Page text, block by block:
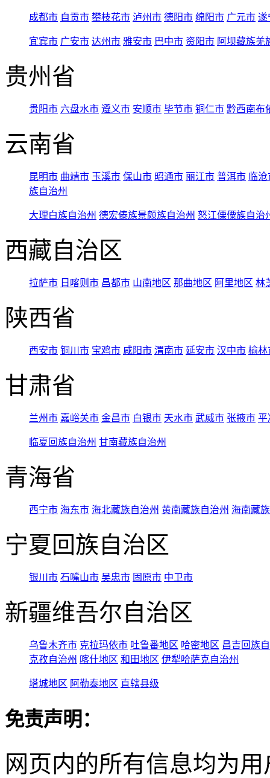
成都市 自贡市 攀枝花市 泸州市 德阳市 绵阳市 广元市 遂
宜宾市 广安市 达州市 雅安市 巴中市 资阳市 阿坝藏族羌
贵州省
贵阳市 六盘水市 遵义市 安顺市 毕节市 铜仁市 黔西南布
云南省
昆明市 曲靖市 玉溪市 保山市 昭通市 丽江市 普洱市 临
族自治州
大理白族自治州 德宏傣族景颇族自治州 怒江傈僳族自治
西藏自治区
拉萨市 日喀则市 昌都市 山南地区 那曲地区 阿里地区 林
陕西省
西安市 铜川市 宝鸡市 咸阳市 渭南市 延安市 汉中市 榆林
甘肃省
兰州市 嘉峪关市 金昌市 白银市 天水市 武威市 张掖市 平
临夏回族自治州 甘南藏族自治州
青海省
西宁市 海东市 海北藏族自治州 黄南藏族自治州 海南藏
宁夏回族自治区
银川市 石嘴山市 吴忠市 固原市 中卫市
新疆维吾尔自治区
乌鲁木齐市 克拉玛依市 吐鲁番地区 哈密地区 昌吉回族
克孜自治州 喀什地区 和田地区 伊犁哈萨克自治州
塔城地区 阿勒泰地区 直辖县级
免责声明：
网页内的所有信息均为